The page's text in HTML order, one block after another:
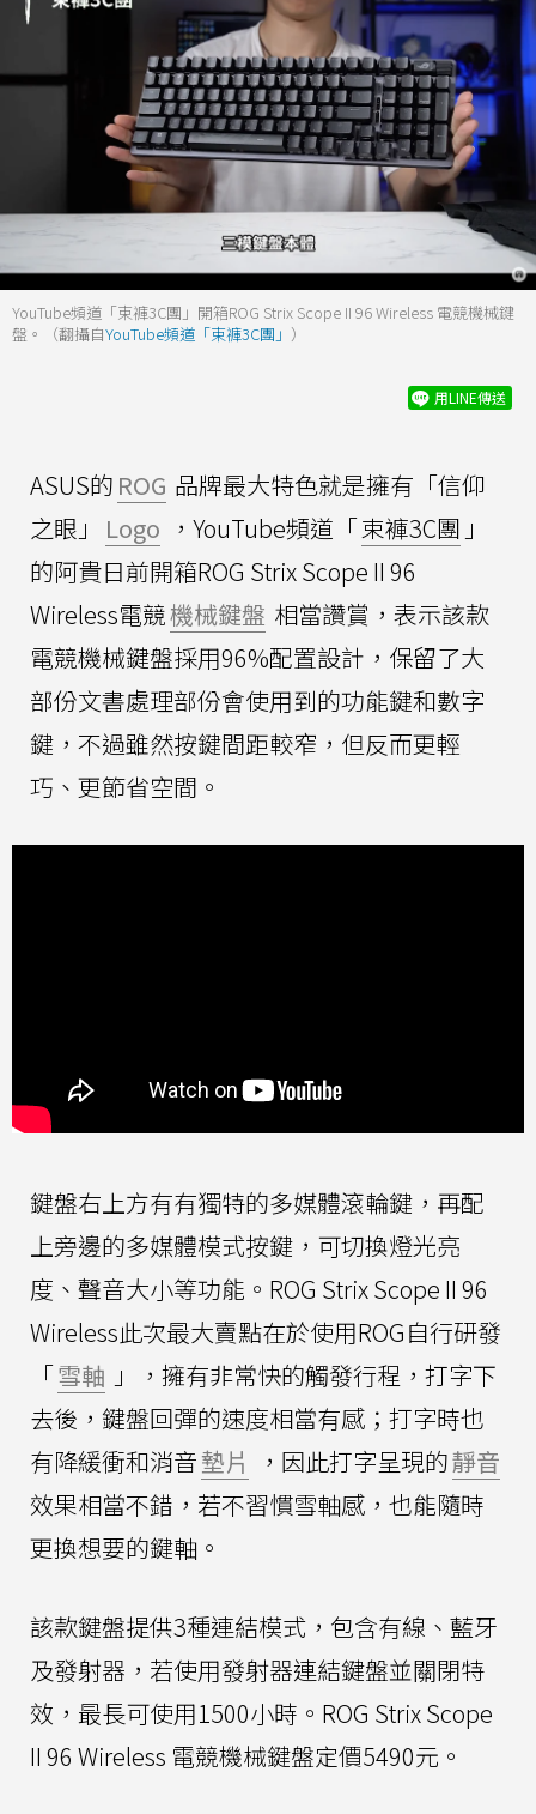
YouTube頻道「束褲3C團」開箱ROG Strix Scope II 96 Wireless 電競機械鍵
盤。（翻攝自YouTube頻道「束褲3C團」 ）
用LINE傳送
ASUS的 ROG 品牌最大特色就是擁有「信仰
之眼」
Logo ，YouTube頻道「束褲3C團 」
的阿貴日前開箱ROG Strix Scope II 96
Wireless電競機械鍵盤 相當讚賞，表示該款
電競機械鍵盤採用96%配置設計，保留了大
部份文書處理部份會使用到的功能鍵和數字
鍵，不過雖然按鍵間距較窄，但反而更輕
巧、更節省空間。
鍵盤右上方有有獨特的多媒體滾輪鍵，再配
上旁邊的多媒體模式按鍵，可切換燈光亮
度、聲音大小等功能。ROG Strix Scope II 96
Wireless此次最大賣點在於使用ROG自行研發
「雪軸 」，擁有非常快的觸發行程，打字下
去後，鍵盤回彈的速度相當有感；打字時也
有降緩衝和消音墊片 ，因此打字呈現的靜音
效果相當不錯，若不習慣雪軸感，也能隨時
更換想要的鍵軸。
該款鍵盤提供3種連結模式，包含有線、藍牙
及發射器，若使用發射器連結鍵盤並關閉特
效，最長可使用1500小時。ROG Strix Scope
II 96 Wireless 電競機械鍵盤定價5490元。